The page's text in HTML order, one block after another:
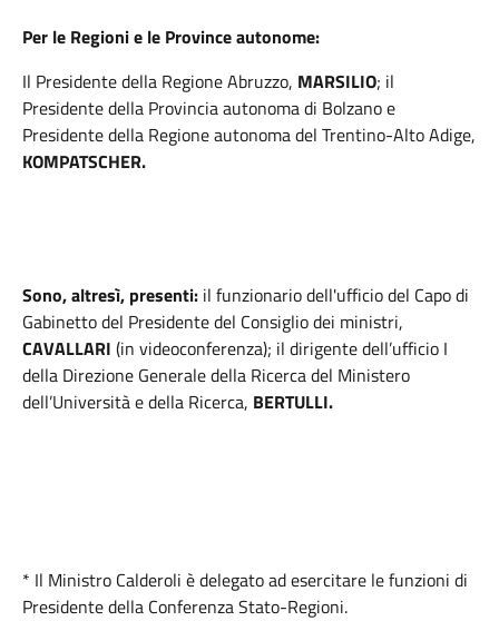
Per le Regioni e le Province autonome:
Il Presidente della Regione Abruzzo, MARSILIO; il
Presidente della Provincia autonoma di Bolzano e
Presidente della Regione autonoma del Trentino-Alto Adige,
KOMPATSCHER.
Sono, altresì, presenti: il funzionario dell'ufficio del Capo di
Gabinetto del Presidente del Consiglio dei ministri,
CAVALLARI (in videoconferenza); il dirigente dell’ufficio I
della Direzione Generale della Ricerca del Ministero
dell’Università e della Ricerca, BERTULLI.
* Il Ministro Calderoli è delegato ad esercitare le funzioni di
Presidente della Conferenza Stato-Regioni.